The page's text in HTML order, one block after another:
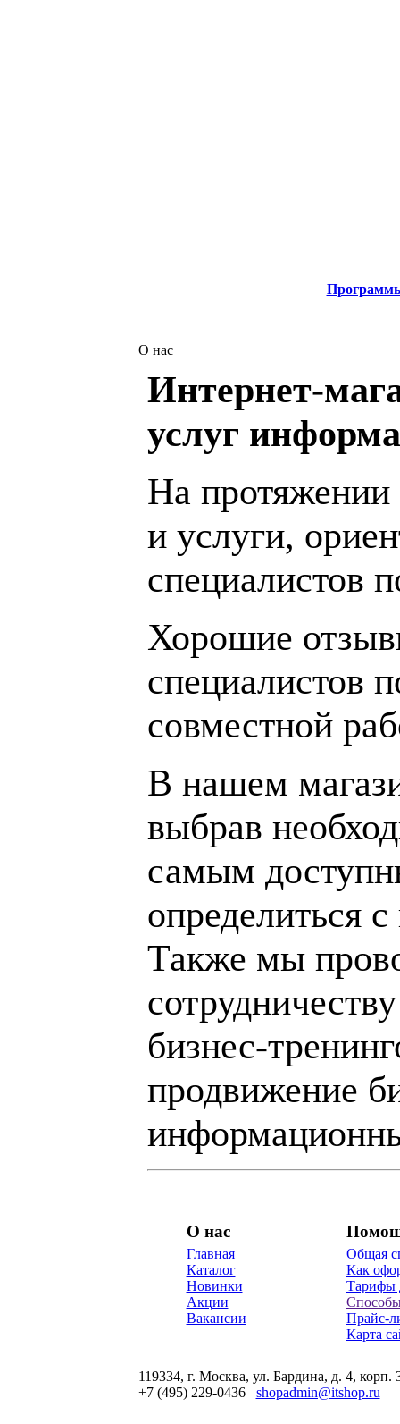
О нас
Интернет-
услуг
На протяжении
и услуги,
специалистов
Хорошие
специалистов
совместной
В нашем
выбрав
самым
определиться
Также мы
бизнес-
продвижение
О нас
Главная
Каталог
Новинки
Акции
Вакансии
Общая
Как
Тарифы
Прайс-
Карта
119334, г. Москва, ул. Бардина, д. 4, корп.
+7 (495) 229-0436 shopadmin@itshop.ru